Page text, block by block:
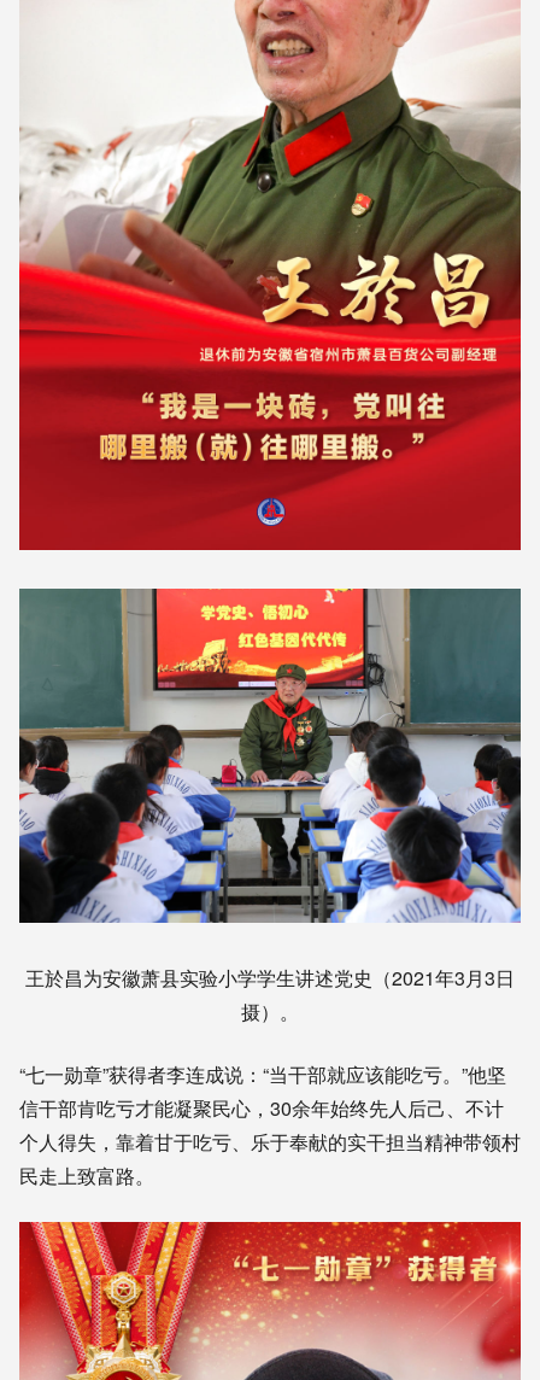
王於昌为安徽萧县实验小学学生讲述党史（2021年3月3日
摄）。
“七一勋章”获得者李连成说：“当干部就应该能吃亏。”他坚
信干部肯吃亏才能凝聚民心，30余年始终先人后己、不计
个人得失，靠着甘于吃亏、乐于奉献的实干担当精神带领村
民走上致富路。